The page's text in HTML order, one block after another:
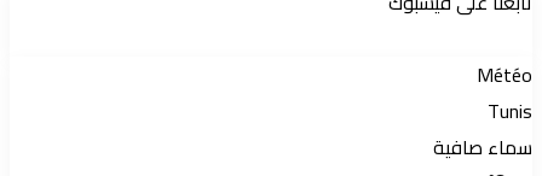
Météo
Tunis
سماء صافية